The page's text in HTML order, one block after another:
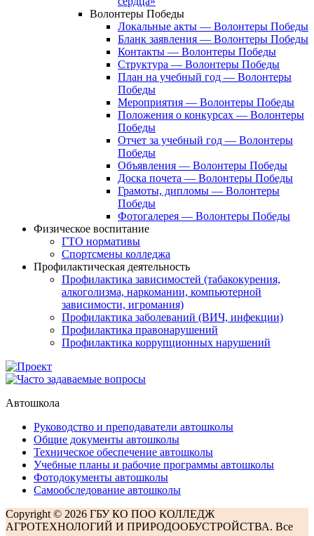
Волонтеры Победы
Локальные акты — Волонтеры Победы
Бланк заявления — Волонтеры Победы
Контакты — Волонтеры Победы
Структура — Волонтеры Победы
План на учебный год — Волонтеры
Победы
Мероприятия — Волонтеры Победы
Положения о конкурсах — Волонтеры
Победы
Отчет за учебный год — Волонтеры
Победы
Объявления — Волонтеры Победы
Доска почета — Волонтеры Победы
Грамоты, дипломы — Волонтеры
Победы
Фотогалерея — Волонтеры Победы
Физическое воспитание
ГТО нормативы
Спортсмены колледжа
Профилактическая деятельность
Профилактика зависимостей (табакокурения,
алкоголизма, наркомании, компьютерной
зависимости, игромания)
Профилактика заболеваний (ВИЧ, инфекции)
Профилактика правонарушений
Профилактика коррупционных нарушений
Автошкола
Руководство и преподаватели автошколы
Общие документы автошколы
Техническое обеспечение автошколы
Учебные планы и рабочие программы автошколы
Фотодокументы автошколы
Самообследование автошколы
Copyright © 2026 ГБУ КО ПОО КОЛЛЕДЖ
АГРОТЕХНОЛОГИЙ И ПРИРОДООБУСТРОЙСТВА. Все